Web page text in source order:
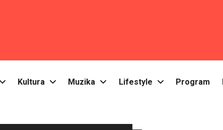
Kultura Muzika Lifestyle Program